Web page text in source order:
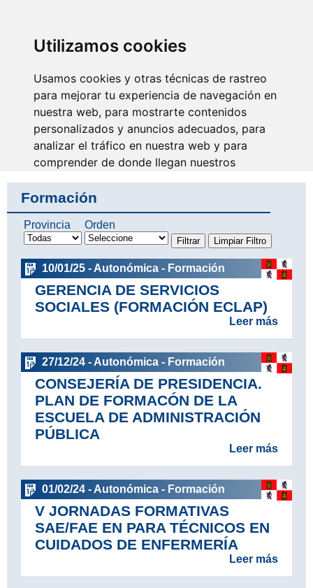
Utilizamos cookies
Usamos cookies y otras técnicas de rastreo
para mejorar tu experiencia de navegación en
nuestra web, para mostrarte contenidos
personalizados y anuncios adecuados, para
analizar el tráfico en nuestra web y para
comprender de donde llegan nuestros
visitantes.
Aceptar
Rechazar
Configurar
Se escucha nuestra voz y
avanza nuestra profesión
Formación
Provincia Orden
10/01/25 - Autonómica - Formación
GERENCIA DE SERVICIOS
SOCIALES (FORMACIÓN ECLAP)
Leer más
27/12/24 - Autonómica - Formación
CONSEJERÍA DE PRESIDENCIA.
PLAN DE FORMACÓN DE LA
ESCUELA DE ADMINISTRACIÓN
PÚBLICA
Leer más
01/02/24 - Autonómica - Formación
V JORNADAS FORMATIVAS
SAE/FAE EN PARA TÉCNICOS EN
CUIDADOS DE ENFERMERÍA
Leer más